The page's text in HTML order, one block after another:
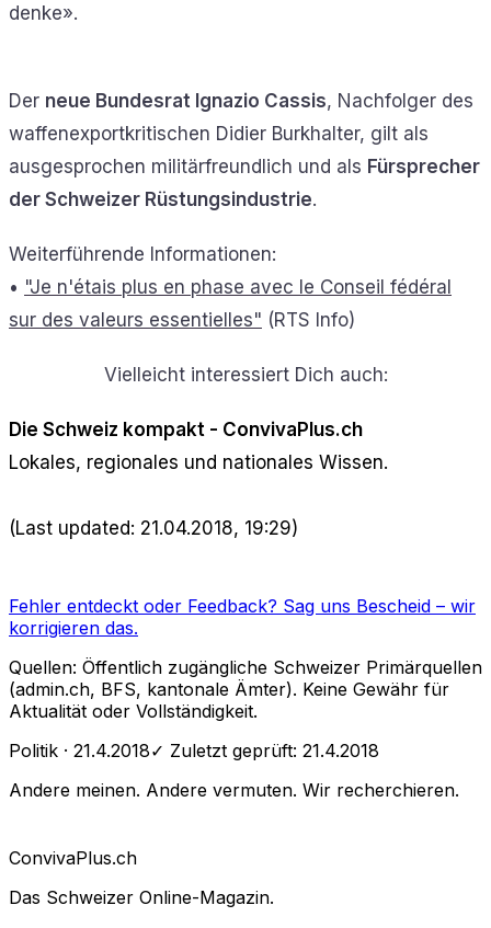
denke».
Der neue Bundesrat Ignazio Cassis, Nachfolger des
waffenexportkritischen Didier Burkhalter, gilt als
ausgesprochen militärfreundlich und als Fürsprecher
der Schweizer Rüstungsindustrie.
Weiterführende Informationen:
• "Je n'étais plus en phase avec le Conseil fédéral
sur des valeurs essentielles" (RTS Info)
Vielleicht interessiert Dich auch:
Die Schweiz kompakt - ConvivaPlus.ch
Lokales, regionales und nationales Wissen.
(Last updated: 21.04.2018, 19:29)
Fehler entdeckt oder Feedback? Sag uns Bescheid – wir
korrigieren das.
Quellen: Öffentlich zugängliche Schweizer Primärquellen
(admin.ch, BFS, kantonale Ämter). Keine Gewähr für
Aktualität oder Vollständigkeit.
Politik · 21.4.2018✓ Zuletzt geprüft: 21.4.2018
Andere meinen. Andere vermuten. Wir recherchieren.
ConvivaPlus.ch
Das Schweizer Online-Magazin.